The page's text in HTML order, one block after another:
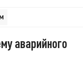
аварийного